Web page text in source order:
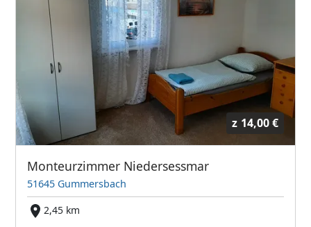
z 14,00 €
Monteurzimmer Niedersessmar
51645 Gummersbach
2,45 km